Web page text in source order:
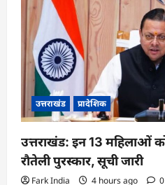
उत्तराखंड प्रादेशिक
उत्तराखंड: इन 13 महिलाओं
रौतेली पुरस्कार, सूची जारी
Fark India 4 hours ago 0